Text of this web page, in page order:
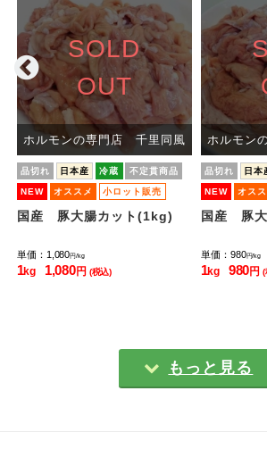
SOLD
OUT
ホルモンの専門店 千里同風
品切れ 日本産 冷蔵 不定貫商品
NEW オススメ 小ロット販売
国産 豚大腸カット(1kg)
単価：1,080円/kg
1kg 1,080円 (税込)
ホルモン
品切れ 日本
NEW オス
小ロット販売
国産 豚
単価：980円/kg
1kg 980円 (
もっと見る